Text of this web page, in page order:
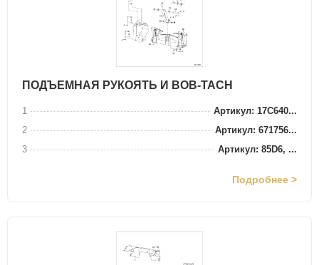
ПОДЪЕМНАЯ РУКОЯТЬ И BOB-TACH
1
Артикул: 17C640...
2
Артикул: 671756...
3
Артикул: 85D6, ...
Подробнее >